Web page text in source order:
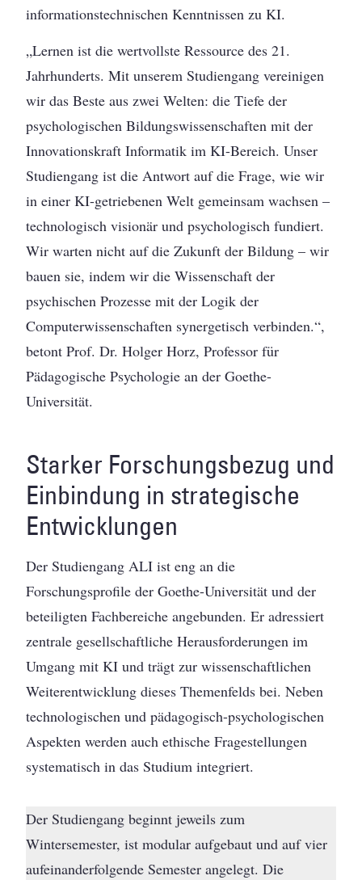
informationstechnischen Kenntnissen zu KI.
„Lernen ist die wertvollste Ressource des 21.
Jahrhunderts. Mit unserem Studiengang vereinigen
wir das Beste aus zwei Welten: die Tiefe der
psychologischen Bildungswissenschaften mit der
Innovationskraft Informatik im KI-Bereich. Unser
Studiengang ist die Antwort auf die Frage, wie wir
in einer KI-getriebenen Welt gemeinsam wachsen –
technologisch visionär und psychologisch fundiert.
Wir warten nicht auf die Zukunft der Bildung – wir
bauen sie, indem wir die Wissenschaft der
psychischen Prozesse mit der Logik der
Computerwissenschaften synergetisch verbinden.“,
betont Prof. Dr. Holger Horz, Professor für
Pädagogische Psychologie an der Goethe-
Universität.
Starker Forschungsbezug und
Einbindung in strategische
Entwicklungen
Der Studiengang ALI ist eng an die
Forschungsprofile der Goethe-Universität und der
beteiligten Fachbereiche angebunden. Er adressiert
zentrale gesellschaftliche Herausforderungen im
Umgang mit KI und trägt zur wissenschaftlichen
Weiterentwicklung dieses Themenfelds bei. Neben
technologischen und pädagogisch-psychologischen
Aspekten werden auch ethische Fragestellungen
systematisch in das Studium integriert.
Der Studiengang beginnt jeweils zum
Wintersemester, ist modular aufgebaut und auf vier
aufeinanderfolgende Semester angelegt. Die